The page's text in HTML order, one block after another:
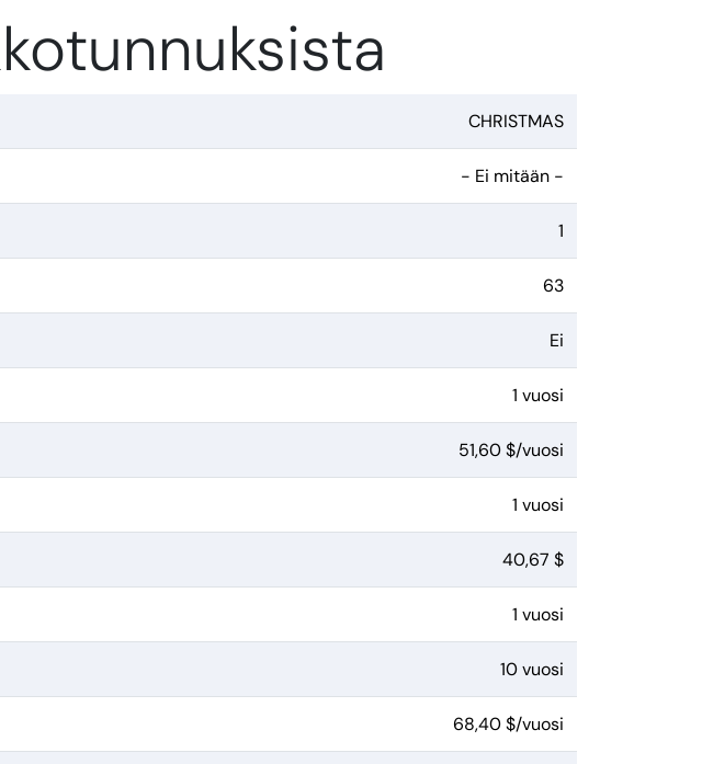
CHRISTMAS
- Ei mitään -
1
63
Ei
1 vuosi
51,60 $/vuosi
1 vuosi
40,67 $
1 vuosi
10 vuosi
68,40 $/vuosi